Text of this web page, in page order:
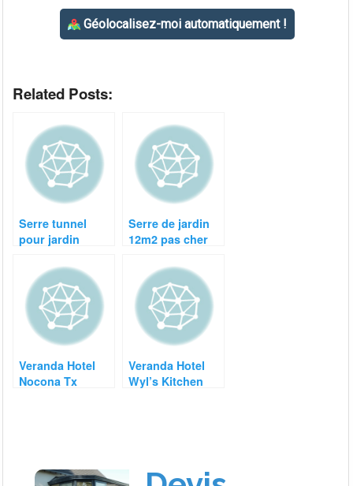
Related Posts:
Serre tunnel
pour jardin
Serre de jardin
12m2 pas cher
Veranda Hotel
Nocona Tx
Veranda Hotel
Wyl’s Kitchen